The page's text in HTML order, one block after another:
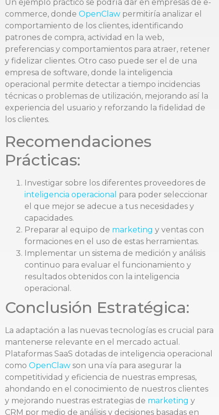
Un ejemplo práctico se podría dar en empresas de e-
commerce, donde OpenClaw permitiría analizar el
comportamiento de los clientes, identificando
patrones de compra, actividad en la web,
preferencias y comportamientos para atraer, retener
y fidelizar clientes. Otro caso puede ser el de una
empresa de software, donde la inteligencia
operacional permite detectar a tiempo incidencias
técnicas o problemas de utilización, mejorando así la
experiencia del usuario y reforzando la fidelidad de
los clientes.
Recomendaciones
Prácticas:
Investigar sobre los diferentes proveedores de
inteligencia operacional para poder seleccionar
el que mejor se adecue a tus necesidades y
capacidades.
Preparar al equipo de marketing y ventas con
formaciones en el uso de estas herramientas.
Implementar un sistema de medición y análisis
continuo para evaluar el funcionamiento y
resultados obtenidos con la inteligencia
operacional.
Conclusión Estratégica:
La adaptación a las nuevas tecnologías es crucial para
mantenerse relevante en el mercado actual.
Plataformas SaaS dotadas de inteligencia operacional
como OpenClaw son una vía para asegurar la
competitividad y eficiencia de nuestras empresas,
ahondando en el conocimiento de nuestros clientes
y mejorando nuestras estrategias de marketing y
CRM por medio de análisis y decisiones basadas en